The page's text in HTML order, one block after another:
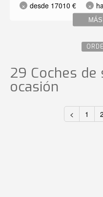
desde 17010 €
29 Coches
ocasión
< 1 2